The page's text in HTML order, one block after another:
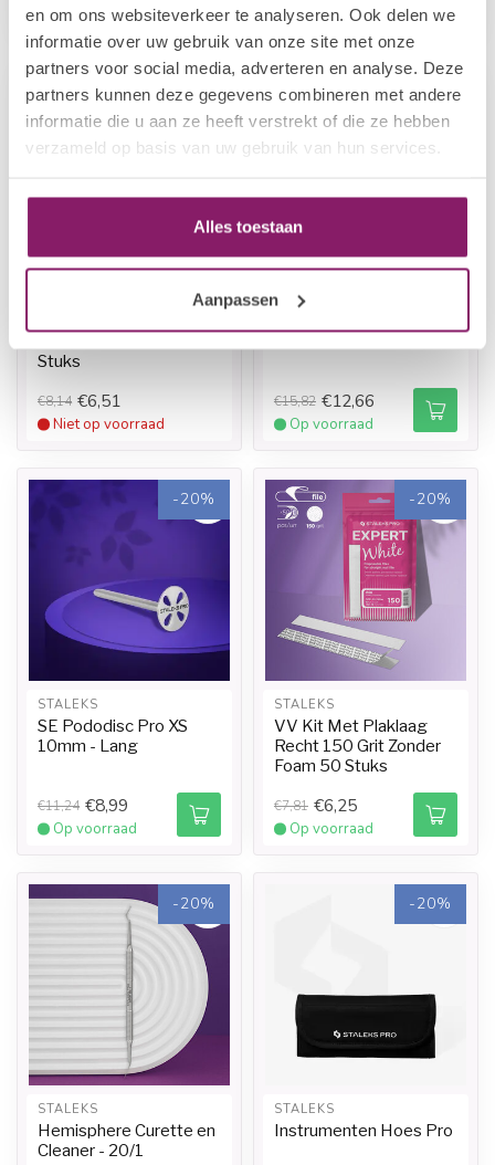
en om ons websiteverkeer te analyseren. Ook delen we
informatie over uw gebruik van onze site met onze
partners voor social media, adverteren en analyse. Deze
partners kunnen deze gegevens combineren met andere
informatie die u aan ze heeft verstrekt of die ze hebben
verzameld op basis van uw gebruik van hun services.
Alles toestaan
Aanpassen
Op voorraad Op voorraad
-20%
Stuks
€8,14 €6,51
Niet op voorraad
-20%
STALEKS
€15,82 €12,66
Op voorraad
-20%
STALEKS
SE Pododisc Pro XS
10mm - Lang
€11,24 €8,99
Op voorraad
-20%
STALEKS
VV Kit Met Plaklaag
Recht 150 Grit Zonder
Foam 50 Stuks
€7,81 €6,25
Op voorraad
-20%
STALEKS
Hemisphere Curette en
Cleaner - 20/1
-20%
STALEKS
Instrumenten Hoes Pro